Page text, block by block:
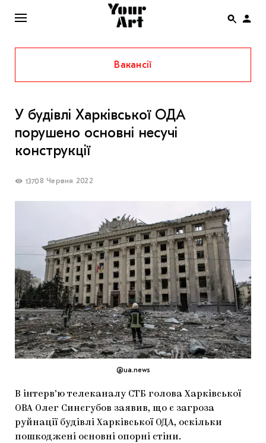
ENG
НОВИНИ
АФІША
ІНТЕРВ’Ю
СПЕЦПРОЄКТИ
THE UKRAINIAN PAVILION AT VENICE BIENNALE
2022
МАРІУПОЛЬСЬКІ МАРГІНАЛІЇ
ДОСЛІДНИЦЬКА ПЛАТФОРМА
ЗАПАЛЕННЯ
CARPATHIAN CULT ПРО РІЗДВЯНІ СВЯТА
Вакансії
У будівлі Харківської ОДА
порушено основні несучі
конструкції
1370 8 Червня 2022
@ua.news
В інтерв’ю телеканалу СТБ голова Харківської
ОВА Олег Синєгубов заявив, що є загроза
руйнації будівлі Харківської ОДА, оскільки
пошкоджені основні опорні стіни.